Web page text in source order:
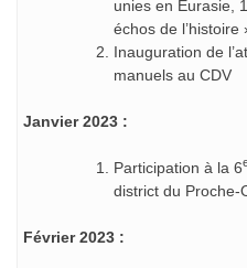
unies en Eurasie,
échos de l’histoire
Inauguration de
manuels au CDV
Janvier 2023 :
Participation à la 6
district du Proche-
Février 2023 :